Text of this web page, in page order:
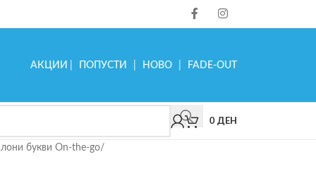
АКЦИИ ПОПУСТИ НОВО FADE-OUT
0 ДЕН
букви On-the-go/